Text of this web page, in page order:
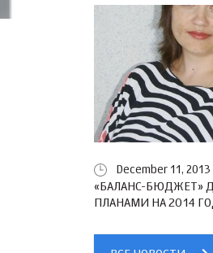
December 11, 2013
«БАЛАНС-БЮДЖЕТ»
ПЛАНАМИ НА 2014